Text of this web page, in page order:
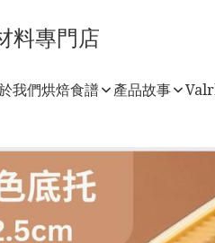
料專門店
我們烘焙食譜 產品故事